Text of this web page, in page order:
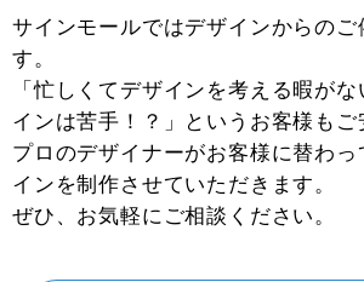
サインモールではデザインからの
す。
「忙しくてデザインを考える暇が
インは苦手！？」というお客様もご
プロのデザイナーがお客様に替わ
インを制作させていただきます。
ぜひ、お気軽にご相談ください。